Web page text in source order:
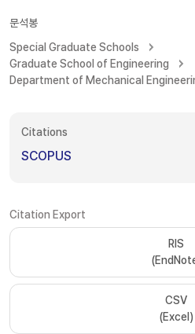
문석봉
Special Graduate Schools
Graduate School of Engineering
Department of Mechanical
Citations
SCOPUS
Citation Export
RIS
CSV
(Excel)